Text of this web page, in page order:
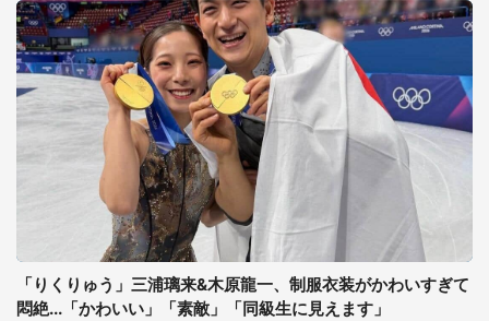
「りくりゅう」三浦璃来&木原龍一、制服衣装がかわいすぎて
悶絶...「かわいい」「素敵」「同級生に見えます」